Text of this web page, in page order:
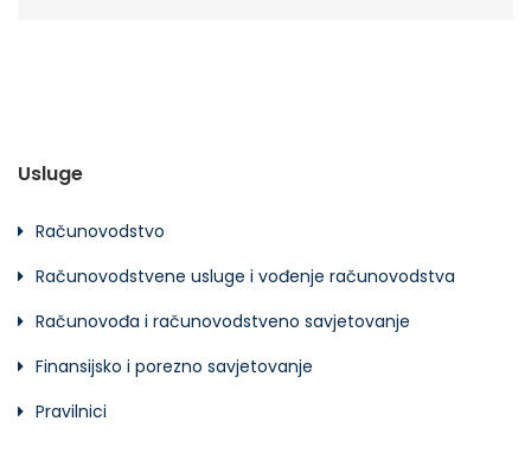
Usluge
Računovodstvo
Računovodstvene usluge i vođenje računovodstva
Računovođa i računovodstveno savjetovanje
Finansijsko i porezno savjetovanje
Pravilnici